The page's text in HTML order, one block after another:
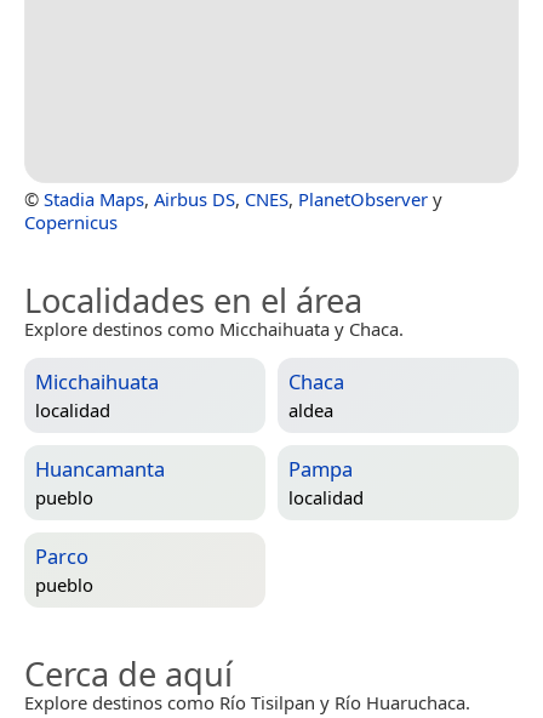
© Stadia Maps, Airbus DS, CNES, PlanetObserver y
Copernicus
Localidades en el área
Explore destinos como Micchaihuata y Chaca.
Micchaihuata
localidad
Chaca
aldea
Huancamanta
pueblo
Pampa
localidad
Parco
pueblo
Cerca de aquí
Explore destinos como Río Tisilpan y Río Huaruchaca.